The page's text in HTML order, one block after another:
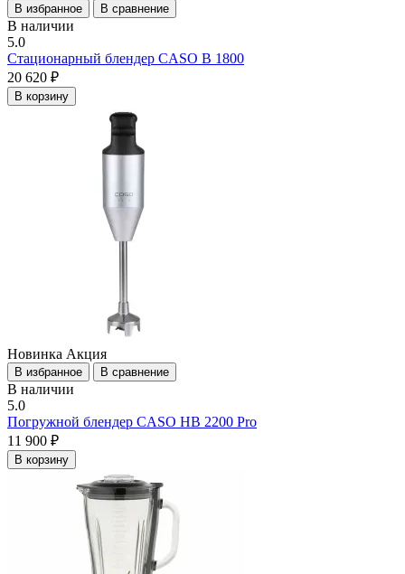
В избранное В сравнение
В наличии
5.0
Стационарный блендер CASO B 1800
20 620 ₽
В корзину
Новинка Акция
В избранное В сравнение
В наличии
5.0
Погружной блендер CASO HB 2200 Pro
11 900 ₽
В корзину